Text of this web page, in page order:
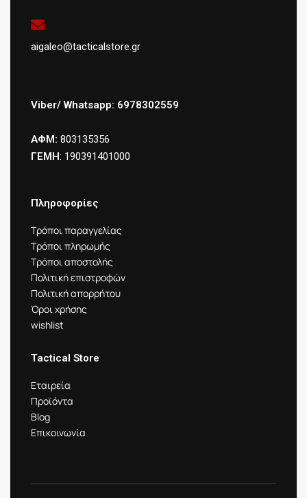
aigaleo@tacticalstore.gr
Viber/ Whatsapp: 6978302559
ΑΦΜ: 803135356
ΓΕΜΗ: 190391401000
Πληροφορίες
Τρόποι παραγγελίας
Τρόποι πληρωμής
Τρόποι αποστολής
Πολιτική επιστροφών
Πολιτική απορρήτου
Όροι χρήσης
wishlist
Tactical Store
Εταιρεία
Προϊόντα
Blog
Επικοινωνία